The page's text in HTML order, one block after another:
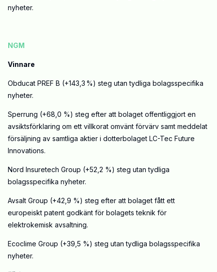
nyheter.
NGM
Vinnare
Obducat PREF B (+143,3 %) steg utan tydliga bolagsspecifika
nyheter.
Sperrung (+68,0 %) steg efter att bolaget offentliggjort en
avsiktsförklaring om ett villkorat omvänt förvärv samt meddelat
försäljning av samtliga aktier i dotterbolaget LC-Tec Future
Innovations.
Nord Insuretech Group (+52,2 %) steg utan tydliga
bolagsspecifika nyheter.
Avsalt Group (+42,9 %) steg efter att bolaget fått ett
europeiskt patent godkänt för bolagets teknik för
elektrokemisk avsaltning.
Ecoclime Group (+39,5 %) steg utan tydliga bolagsspecifika
nyheter.